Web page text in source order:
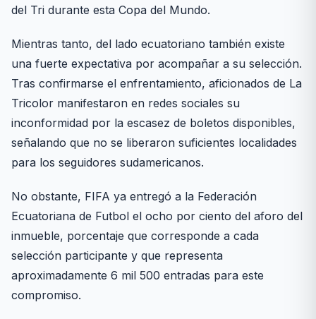
del Tri durante esta Copa del Mundo.
Mientras tanto, del lado ecuatoriano también existe
una fuerte expectativa por acompañar a su selección.
Tras confirmarse el enfrentamiento, aficionados de La
Tricolor manifestaron en redes sociales su
inconformidad por la escasez de boletos disponibles,
señalando que no se liberaron suficientes localidades
para los seguidores sudamericanos.
No obstante, FIFA ya entregó a la Federación
Ecuatoriana de Futbol el ocho por ciento del aforo del
inmueble, porcentaje que corresponde a cada
selección participante y que representa
aproximadamente 6 mil 500 entradas para este
compromiso.